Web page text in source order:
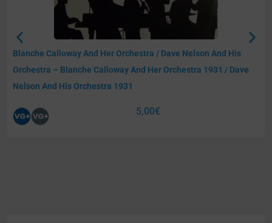
Blanche Calloway And Her Orchestra / Dave Nelson And His
Orchestra – Blanche Calloway And Her Orchestra 1931 / Dave
Nelson And His Orchestra 1931
5,00€